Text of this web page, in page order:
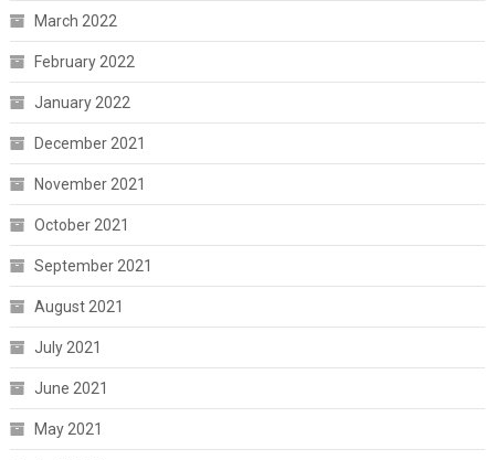
March 2022
February 2022
January 2022
December 2021
November 2021
October 2021
September 2021
August 2021
July 2021
June 2021
May 2021